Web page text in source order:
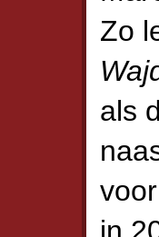
Zo
als
voor